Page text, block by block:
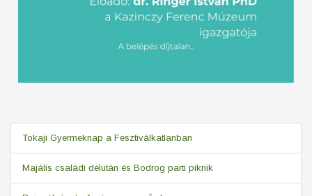
Tokaji Gyermeknap a Fesztiválkatlanban
Majális családi délután és Bodrog parti piknik